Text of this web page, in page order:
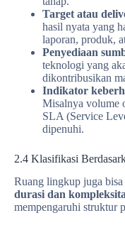
Target atau
hasil nyata yang
laporan, produk,
Penyediaan
teknologi yang
dikontribusikan
Indikator
Misalnya volume
SLA (Service
dipenuhi.
2.4 Klasifikasi
Ruang lingkup juga
durasi dan
mempengaruhi struktur